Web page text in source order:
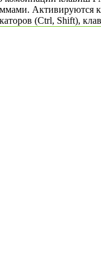
Активируются
(Ctrl, Shift),